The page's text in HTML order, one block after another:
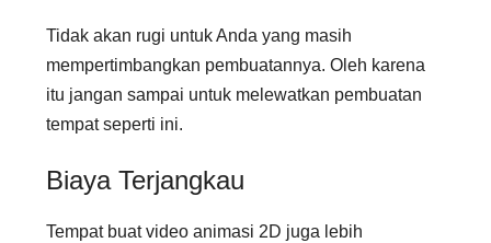
Tidak akan rugi untuk Anda yang masih
mempertimbangkan pembuatannya. Oleh karena
itu jangan sampai untuk melewatkan pembuatan
tempat seperti ini.
Biaya Terjangkau
Tempat buat video animasi 2D juga lebih